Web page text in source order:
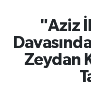
"Aziz
Zeydan